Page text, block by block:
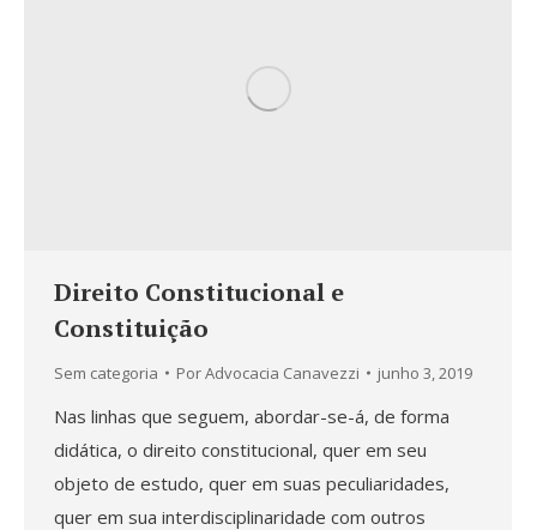
Direito Constitucional e
Constituição
Sem categoria PorAdvocacia Canavezzi junho 3, 2019
Nas linhas que seguem, abordar-se-á, de forma
didática, o direito constitucional, quer em seu
objeto de estudo, quer em suas peculiaridades,
quer em sua interdisciplinaridade com outros